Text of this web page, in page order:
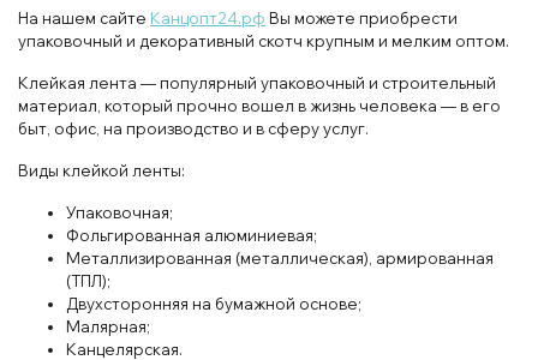
На нашем сайте Канцопт24.рф Вы можете приобрести
упаковочный и декоративный скотч крупным и мелким оптом.
Клейкая лента — популярный упаковочный и строительный
материал, который прочно вошел в жизнь человека — в его
быт, офис, на производство и в сферу услуг.
Виды клейкой ленты:
Упаковочная;
Фольгированная алюминиевая;
Металлизированная (металлическая), армированная
(ТПЛ);
Двухсторонняя на бумажной основе;
Малярная;
Канцелярская.